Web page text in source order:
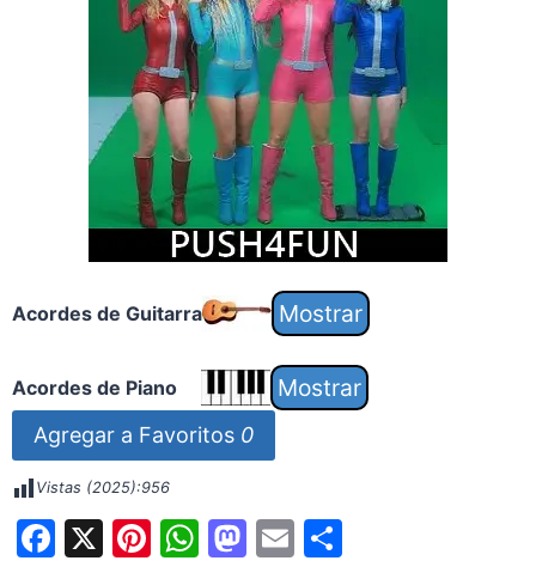
Acordes de Guitarra
Acordes de Piano
Agregar a Favoritos 0
Vistas (2025):956
F X Pi W M E S